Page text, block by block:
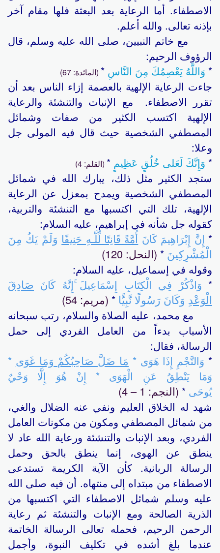
الاصطفاء. أما الرعاية بعد البعثة فلها مقام آخر
بإذنه تعالى. والله أعلم.
مع خاتم النبيين، صلى الله عليه وسلم، قال
الرؤوف الرحيم:
* وَاللَّهُ يَعْصِمُكَ مِنَ النَّاسِ * (المائدة: 67)
جاءت الرعاية الإلهية بالعصمة إزاء الناس بعد أن
تقرر الاصطفاء. مع الإنبات والتنشئة والرعاية
الإلهية اكتسب الكثير من صفات وشمائل
المصطفي الشخصية حيث قال فيه المولى جل
وعلا:
* وَإِنَّكَ لَعَلى خُلُقٍ عَظِيمٍ * (القلم: 4)
ستجد الكثير مثل ذلك، يبارك الله في شمائل
المصطفي الشخصية ويمدح بمعزل عن الرعاية
الإلهية، تلك التي اكتسبها مع التنشئة والتربية،
كقوله جل شأنه في إبراهيم، عليه السلام:
* إِنَّ إِبْرَاهِيمَ كَانَ أُمَّةً قَانِتًا لِّلَّـهِ حَنِيفًا وَلَمْ يَكُ مِنَ
الْمُشْرِكِينَ * (النحل: 120)
وقوله في إسماعيل، عليه السلام:
* وَاذْكُرْ فِي الْكِتَابِ إِسْمَاعِيلَ ۚإِنَّهُ كَانَ صَادِقَ
الْوَعْدِ وَكَانَ رَسُولًا نَّبِيًّا * (مريم: 54)
مع محمد، عليه الصلاة والسلام، رتب سبحانه
الأسباب بدءاً من العامل الفردي إلى حمل
الرسالة، فقال:
* وَالنَّجْمِ إِذَا هَوَى * مَا ضَلَّ صَاحِبُكُمْ وَمَا غَوَى *
وَمَا يَنْطِقُ عَنِ الْهَوَى * إِنْ هُوَ إِلَّا وَحْيٌ
يُوحَى * (النجم: 1 – 4)
شهد له الخلاق العليم ونفي عنه الضلال والغي،
من شمائل المصطفي ومكون من مكونات العامل
الفردي، وبعد الإنبات والتنشئة ورعاية الله عاد لا
ينطق عن الهوى، إنما ينطق بالحق وحمل
الرسالة الربانية. كأن الآية الكريمة تستدعى
الاصطفاء من مبتداه إلى منتهاه. أن فيه صلى الله
عليه وسلم شمائل الاصطفاء التي اكتسبها من
الذرية الصالحة ومع الإنبات والتنشئة ثم رعاية
الرحمن الرحيم، فحمله تعالى الرسالة الخاتمة
عندما بلغ أشده في تكليف النبوة، وأجمل